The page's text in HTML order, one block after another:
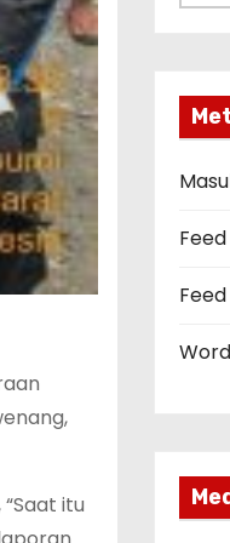
itu
a
o
r